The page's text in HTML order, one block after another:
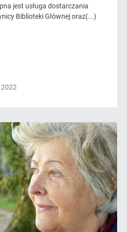
jest usługa dostarczania
Biblioteki Głównej oraz(...)